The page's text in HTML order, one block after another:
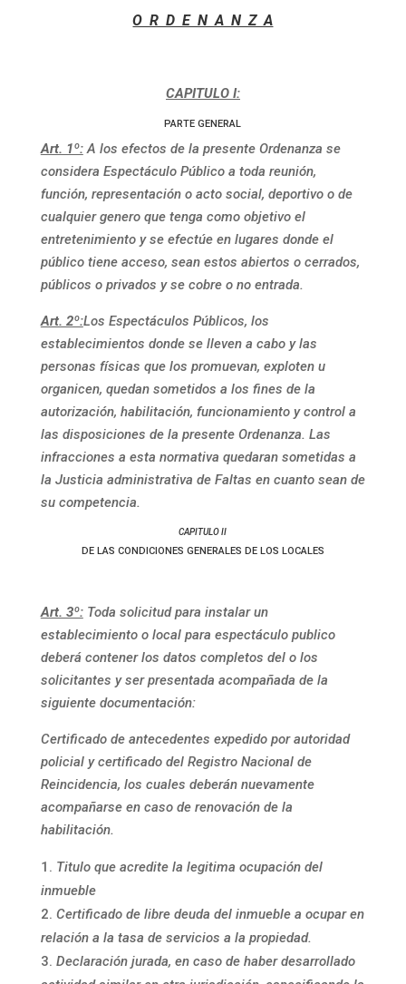
O R D E N A N Z A
CAPITULO I:
PARTE GENERAL
Art. 1º:A los efectos de la presente Ordenanza se
considera Espectáculo Público a toda reunión,
función, representación o acto social, deportivo o de
cualquier genero que tenga como objetivo el
entretenimiento y se efectúe en lugares donde el
público tiene acceso, sean estos abiertos o cerrados,
públicos o privados y se cobre o no entrada.
Art. 2º:Los Espectáculos Públicos, los
establecimientos donde se lleven a cabo y las
personas físicas que los promuevan, exploten u
organicen, quedan sometidos a los fines de la
autorización, habilitación, funcionamiento y control a
las disposiciones de la presente Ordenanza. Las
infracciones a esta normativa quedaran sometidas a
la Justicia administrativa de Faltas en cuanto sean de
su competencia.
CAPITULO II
DE LAS CONDICIONES GENERALES DE LOS LOCALES
Art. 3º:Toda solicitud para instalar un
establecimiento o local para espectáculo publico
deberá contener los datos completos del o los
solicitantes y ser presentada acompañada de la
siguiente documentación:
Certificado de antecedentes expedido por autoridad
policial y certificado del Registro Nacional de
Reincidencia, los cuales deberán nuevamente
acompañarse en caso de renovación de la
habilitación.
Titulo que acredite la legitima ocupación del
inmueble
Certificado de libre deuda del inmueble a ocupar en
relación a la tasa de servicios a la propiedad.
Declaración jurada, en caso de haber desarrollado